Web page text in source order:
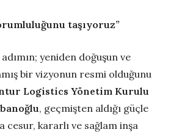
taşıyoruz”
yeniden doğuşun ve
bir vizyonun resmi olduğunu
tur Logistics Yönetim Kurulu
, geçmişten aldığı güçle
cesur, kararlı ve sağlam inşa